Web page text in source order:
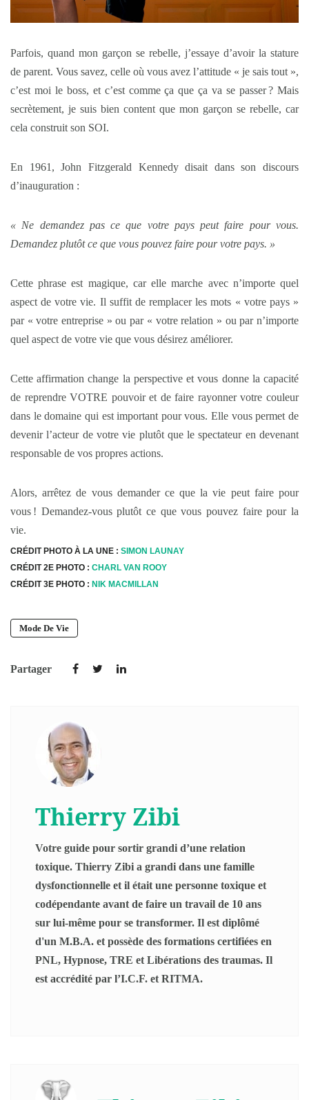
Parfois, quand mon garçon se rebelle, j’essaye d’avoir la stature
de parent. Vous savez, celle où vous avez l’attitude « je sais tout »,
c’est moi le boss, et c’est comme ça que ça va se passer ? Mais
secrètement, je suis bien content que mon garçon se rebelle, car
cela construit son SOI.
En 1961, John Fitzgerald Kennedy disait dans son discours
d’inauguration :
« Ne demandez pas ce que votre pays peut faire pour vous.
Demandez plutôt ce que vous pouvez faire pour votre pays. »
Cette phrase est magique, car elle marche avec n’importe quel
aspect de votre vie. Il suffit de remplacer les mots « votre pays »
par « votre entreprise » ou par « votre relation » ou par n’importe
quel aspect de votre vie que vous désirez améliorer.
Cette affirmation change la perspective et vous donne la capacité
de reprendre VOTRE pouvoir et de faire rayonner votre couleur
dans le domaine qui est important pour vous. Elle vous permet de
devenir l’acteur de votre vie plutôt que le spectateur en devenant
responsable de vos propres actions.
Alors, arrêtez de vous demander ce que la vie peut faire pour
vous ! Demandez-vous plutôt ce que vous pouvez faire pour la
vie.
CRÉDIT PHOTO À LA UNE : SIMON LAUNAY
CRÉDIT 2E PHOTO : CHARL VAN ROOY
CRÉDIT 3E PHOTO : NIK MACMILLAN
Mode De Vie
Partager
Thierry Zibi
Votre guide pour sortir grandi d’une relation
toxique. Thierry Zibi a grandi dans une famille
dysfonctionnelle et il était une personne toxique et
codépendante avant de faire un travail de 10 ans
sur lui-même pour se transformer. Il est diplômé
d'un M.B.A. et possède des formations certifiées en
PNL, Hypnose, TRE et Libérations des traumas. Il
est accrédité par l’I.C.F. et RITMA.